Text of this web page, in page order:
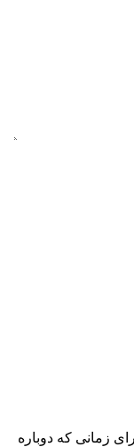
زمانی که دوباره